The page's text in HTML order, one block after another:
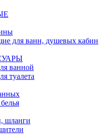
для ванн, душевых кабин
ванной
туалета
шланги